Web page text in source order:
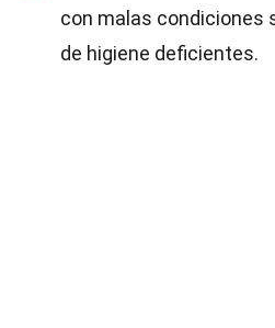
con malas condiciones
de higiene deficientes.